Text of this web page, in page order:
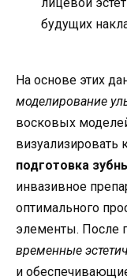
лицевой
будущих
На основе этих
моделирование
восковых
визуализировать
подготовка
инвазивное
оптимального
элементы. После
временные
и